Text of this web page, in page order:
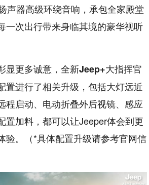
声器高级环绕音响，承包全家殿堂
一次出行带来身临其境的豪华视听
显更多诚意，全新Jeep+大指挥官
置进行了相关升级，包括大灯远近
程启动、电动折叠外后视镜、感应
置加料，都可以让Jeeper体会到更
验。（*具体配置升级请参考官网信